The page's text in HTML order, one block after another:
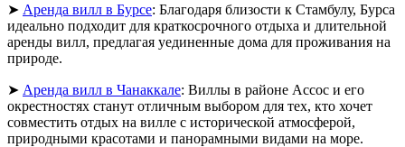
➤ Аренда вилл в Бурсе: Благодаря близости к Стамбулу, Бурса
идеально подходит для краткосрочного отдыха и длительной
аренды вилл, предлагая уединенные дома для проживания на
природе.
➤ Аренда вилл в Чанаккале: Виллы в районе Ассос и его
окрестностях станут отличным выбором для тех, кто хочет
совместить отдых на вилле с исторической атмосферой,
природными красотами и панорамными видами на море.